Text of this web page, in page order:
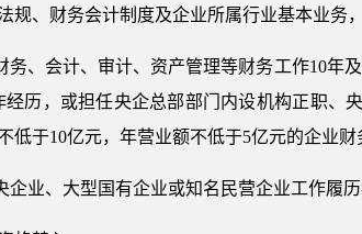
规、财务会计制度及企业所属行业基本业务
务、会计、审计、资产管理等财务工作10年
经历，或担任央企总部部门内设机构正职、
低于10亿元，年营业额不低于5亿元的企业财
企业、大型国有企业或知名民营企业工作履历